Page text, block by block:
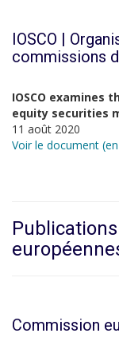
IOSCO |
commissions
IOSCO examines
equity securities
11 août 2020
Voir le document
Commission